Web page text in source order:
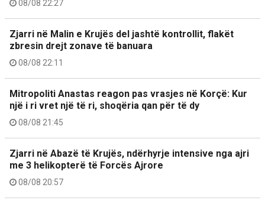
08/08 22:27
Zjarri në Malin e Krujës del jashtë kontrollit, flakët
zbresin drejt zonave të banuara
08/08 22:11
Mitropoliti Anastas reagon pas vrasjes në Korçë: Kur
një i ri vret një të ri, shoqëria qan për të dy
08/08 21:45
Zjarri në Abazë të Krujës, ndërhyrje intensive nga ajri
me 3 helikopterë të Forcës Ajrore
08/08 20:57